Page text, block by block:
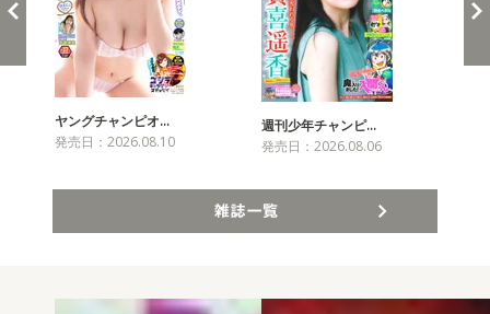
ヤングチャンピオ…
発売日：2026.08.10
週刊少年チャンピ…
発売日：2026.08.06